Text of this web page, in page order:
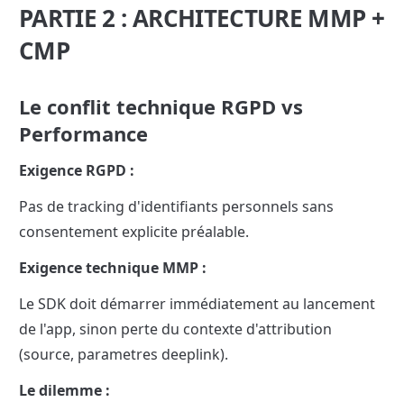
PARTIE 2 : ARCHITECTURE MMP +
CMP
Le conflit technique RGPD vs
Performance
Exigence RGPD :
Pas de tracking d'identifiants personnels sans
consentement explicite préalable.
Exigence technique MMP :
Le SDK doit démarrer immédiatement au lancement
de l'app, sinon perte du contexte d'attribution
(source, parametres deeplink).
Le dilemme :